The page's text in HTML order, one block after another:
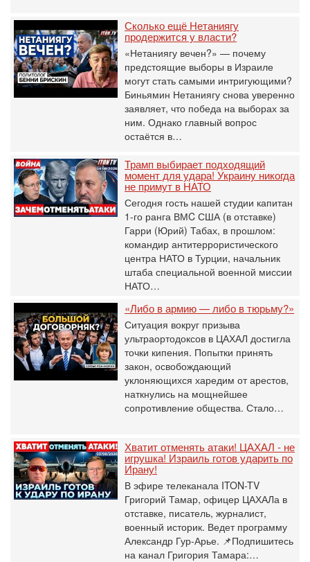
Сколько ещё Нетаниягу
продержится у власти?
«Нетаниягу вечен?» — почему
предстоящие выборы в Израиле
могут стать самыми интригующими?
Биньямин Нетаниягу снова уверенно
заявляет, что победа на выборах за
ним. Однако главный вопрос
остаётся в…
Трамп выбирает подходящий
момент для удара! Украину никогда
не примут в НАТО
Сегодня гость нашей студии капитан
1-го ранга ВМC США (в отставке)
Гарри (Юрий) Табах, в прошлом:
командир антитеррористического
центра НАТО в Турции, начальник
штаба специальной военной миссии
НАТО…
«Либо в армию — либо в тюрьму?»
Ситуация вокруг призыва
ультраортодоксов в ЦАХАЛ достигла
точки кипения. Попытки принять
закон, освобождающий
уклоняющихся харедим от арестов,
наткнулись на мощнейшее
сопротивление общества. Стало…
Хватит отменять атаки! ЦАХАЛ - не
игрушка! Израиль готов ударить по
Ирану!
В эфире телеканала ITON-TV
Григорий Тамар, офицер ЦАХАЛа в
отставке, писатель, журналист,
военный историк. Ведет программу
Александр Гур-Арье. 📌Подпишитесь
на канал Григория Тамара:…